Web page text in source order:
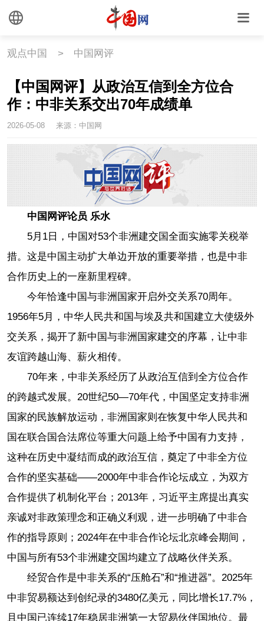
观点中国 > 中国网评
【中国网评】从政治互信到全方位合
作：中非关系交出70年成绩单
2026-05-08 来源：中国网
中国网评论员 乐水
5月1日，中国对53个非洲建交国全面实施零关税举
措。这是中国主动扩大单边开放的重要举措，也是中非
合作历史上的一座新里程碑。
今年恰逢中国与非洲国家开启外交关系70周年。
1956年5月，中华人民共和国与埃及共和国建立大使级外
交关系，揭开了新中国与非洲国家建交的序幕，让中非
友谊跨越山海、薪火相传。
70年来，中非关系经历了从政治互信到全方位合作
的跨越式发展。20世纪50—70年代，中国坚定支持非洲
国家的民族解放运动，非洲国家则在恢复中华人民共和
国在联合国合法席位等重大问题上给予中国有力支持，
这种在历史中凝结而成的政治互信，奠定了中非全方位
合作的坚实基础——2000年中非合作论坛成立，为双方
合作提供了机制化平台；2013年，习近平主席提出真实
亲诚对非政策理念和正确义利观，进一步明确了中非合
作的指导原则；2024年在中非合作论坛北京峰会期间，
中国与所有53个非洲建交国均建立了战略伙伴关系。
经贸合作是中非关系的“压舱石”和“推进器”。2025年
中非贸易额达到创纪录的3480亿美元，同比增长17.7%，
且中国已连续17年稳居非洲第一大贸易伙伴国地位。最